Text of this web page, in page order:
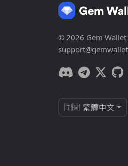
© 2026 Gem Wallet
🇹🇼 繁體中文